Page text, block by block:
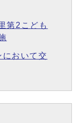
第2こども
おいて交